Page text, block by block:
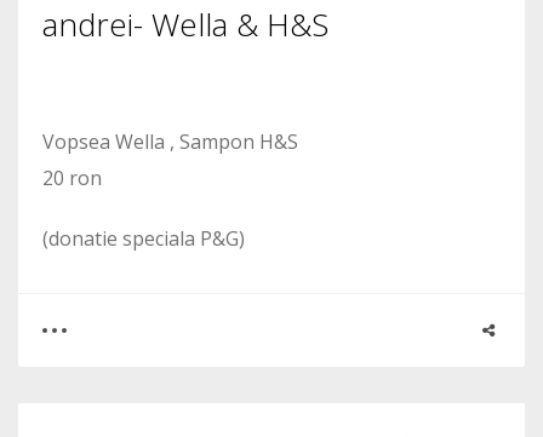
andrei- Wella & H&S
Vopsea Wella , Sampon H&S
20 ron
(donatie speciala P&G)